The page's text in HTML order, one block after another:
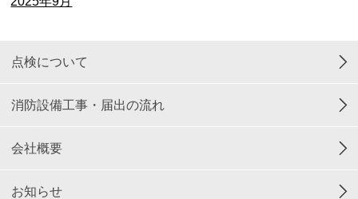
点検について
消防設備工事・届出の流れ
会社概要
お知らせ